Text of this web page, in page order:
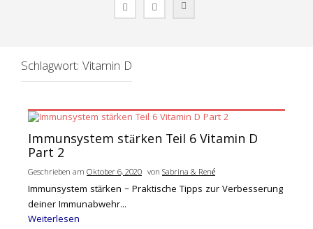
Schlagwort: Vitamin D
Immunsystem stärken Teil 6 Vitamin D
Part 2
Geschrieben am Oktober 6, 2020 von Sabrina & René
Immunsystem stärken – Praktische Tipps zur Verbesserung
deiner Immunabwehr...
Weiterlesen